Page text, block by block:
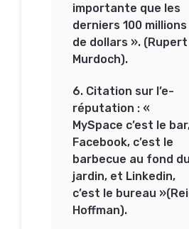
importante que les
derniers 100 millions
de dollars ». (Rupert
Murdoch).
6. Citation sur l’e-
réputation : «
MySpace c’est le
Facebook, c’est le
barbecue au fond du
jardin, et Linkedin,
c’est le bureau
Hoffman).